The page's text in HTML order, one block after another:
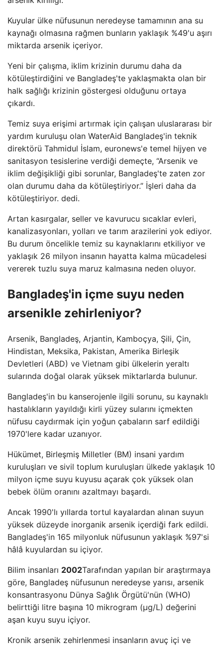
Kuyular ülke nüfusunun neredeyse tamamının ana su
kaynağı olmasına rağmen bunların yaklaşık %49'u aşırı
miktarda arsenik içeriyor.
Yeni bir çalışma, iklim krizinin durumu daha da
kötüleştirdiğini ve Bangladeş'te yaklaşmakta olan bir
halk sağlığı krizinin göstergesi olduğunu ortaya
çıkardı.
Temiz suya erişimi artırmak için çalışan uluslararası bir
yardım kuruluşu olan WaterAid Bangladeş'in teknik
direktörü Tahmidul İslam, euronews'e temel hijyen ve
sanitasyon tesislerine verdiği demeçte, “Arsenik ve
iklim değişikliği gibi sorunlar, Bangladeş'te zaten zor
olan durumu daha da kötüleştiriyor.” İşleri daha da
kötüleştiriyor. dedi.
Artan kasırgalar, seller ve kavurucu sıcaklar evleri,
kanalizasyonları, yolları ve tarım arazilerini yok ediyor.
Bu durum öncelikle temiz su kaynaklarını etkiliyor ve
yaklaşık 26 milyon insanın hayatta kalma mücadelesi
vererek tuzlu suya maruz kalmasına neden oluyor.
Bangladeş'in içme suyu neden
arsenikle zehirleniyor?
Arsenik, Bangladeş, Arjantin, Kamboçya, Şili, Çin,
Hindistan, Meksika, Pakistan, Amerika Birleşik
Devletleri (ABD) ve Vietnam gibi ülkelerin yeraltı
sularında doğal olarak yüksek miktarlarda bulunur.
Bangladeş'in bu kanserojenle ilgili sorunu, su kaynaklı
hastalıkların yayıldığı kirli yüzey sularını içmekten
nüfusu caydırmak için yoğun çabaların sarf edildiği
1970'lere kadar uzanıyor.
Hükümet, Birleşmiş Milletler (BM) insani yardım
kuruluşları ve sivil toplum kuruluşları ülkede yaklaşık 10
milyon içme suyu kuyusu açarak çok yüksek olan
bebek ölüm oranını azaltmayı başardı.
Ancak 1990'lı yıllarda tortul kayalardan alınan suyun
yüksek düzeyde inorganik arsenik içerdiği fark edildi.
Bangladeş'in 165 milyonluk nüfusunun yaklaşık %97'si
hâlâ kuyulardan su içiyor.
Bilim insanları 2002Tarafından yapılan bir araştırmaya
göre, Bangladeş nüfusunun neredeyse yarısı, arsenik
konsantrasyonu Dünya Sağlık Örgütü'nün (WHO)
belirttiği litre başına 10 mikrogram (μg/L) değerini
aşan kuyu suyu içiyor.
Kronik arsenik zehirlenmesi insanların avuç içi ve